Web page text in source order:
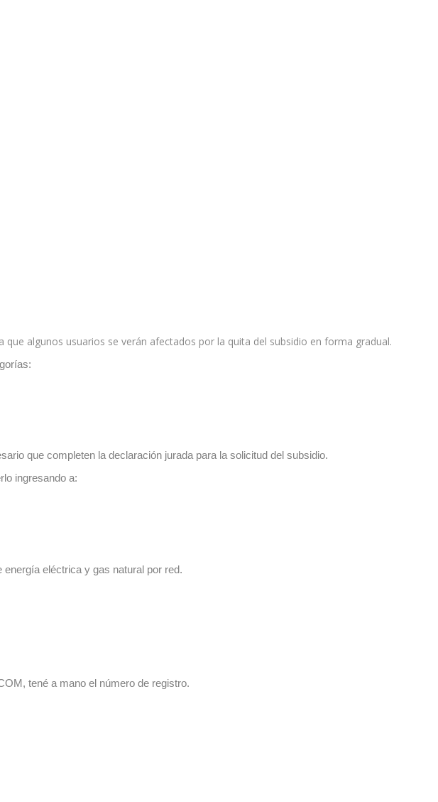
algunos usuarios se verán afectados por la quita del subsidio en forma gradual.
que completen la declaración jurada para la solicitud del subsidio.
ingresando a:
eléctrica y gas natural por red.
tené a mano el número de registro.